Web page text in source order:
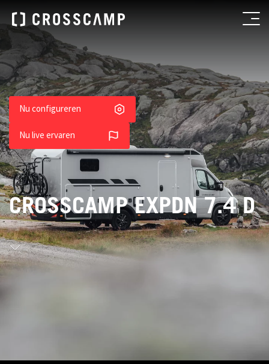
CROSSCAMP EXPDN 7.4 D
Nu configureren
Nu live ervaren